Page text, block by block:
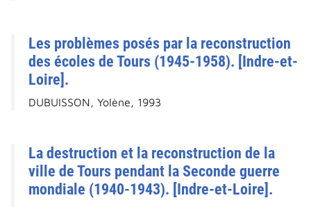
Les problèmes posés par la reconstruction
des écoles de Tours (1945-1958). [Indre-et-
Loire].
DUBUISSON, Yolène, 1993
La destruction et la reconstruction de la
ville de Tours pendant la Seconde guerre
mondiale (1940-1943). [Indre-et-Loire].